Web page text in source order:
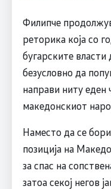
Филипче
реторика која со
бугарските
безусловно да
направи ниту
македонскиот
Наместо да се
позиција на
за спас на
затоа секој негов